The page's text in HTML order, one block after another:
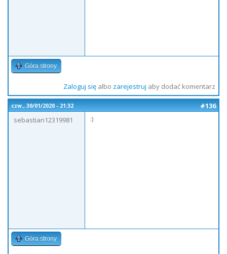
Góra strony
Zaloguj sięalbo zarejestruj aby dodać komentarz
czw., 30/01/2020 - 21:32
#136
sebastian12319981
:)
Góra strony